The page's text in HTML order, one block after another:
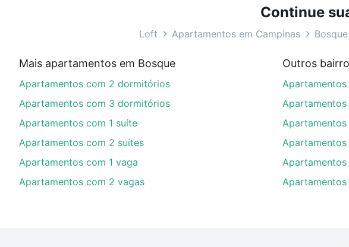
ou sem vaga de garagem para combinar perfeitamente com o preço,
Apartamentos com 2 suites à venda em Bosque, Campinas, SP ideal
Aqui na Loft temos a oferta ideal para você, com Apartamentos com 2
financiamento imobiliário as parcelas podem se adequar ao seu
portal quanto custa comprar um apartamento e conte com a gente
Continue
Loft Apartamentos em Campinas Bosque
Mais apartamentos em Bosque
Apartamentos com 2 dormitórios
Apartamentos com 3 dormitórios
Apartamentos com 1 suíte
Apartamentos com 2 suítes
Apartamentos com 1 vaga
Apartamentos com 2 vagas
Outros
Apartamentos
Apartamentos
Apartamentos
Apartamentos